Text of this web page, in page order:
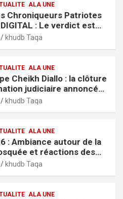
ALA UNE
Chroniqueurs Patriotes
: Le verdict est
khudb Taqa
ALA UNE
Cheikh Diallo : la clôture
judiciaire annoncée
de Pikine-Guédiawaye
khudb Taqa
ALA UNE
: Ambiance autour de la
et réactions des
khudb Taqa
ALA UNE